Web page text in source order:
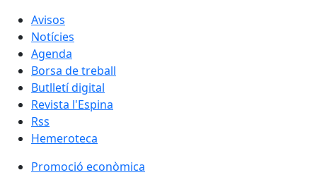
Avisos
Notícies
Agenda
Borsa de treball
Butlletí digital
Revista l'Espina
Rss
Hemeroteca
Promoció econòmica